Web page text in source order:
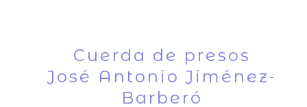
Cuerda de presos
José Antonio Jiménez-
Barberó